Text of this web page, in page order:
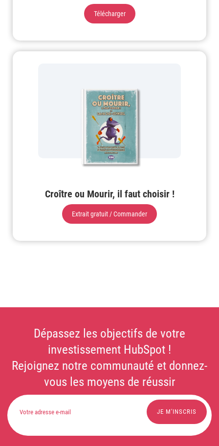
Télécharger
Croître ou Mourir, il faut choisir !
Extrait gratuit / Commander
Dépassez les objectifs de votre
investissement HubSpot !
Rejoignez notre communauté et donnez-
vous les moyens de réussir